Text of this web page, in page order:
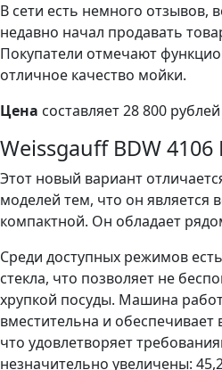
В сети есть немного отзывов,
недавно начал продавать
Покупатели отмечают
отличное качество мойки.
Цена составляет 28 800
Weissgauff BDW 4106
Этот новый вариант
моделей тем, что он является
компактной. Он обладает
Среди доступных режимов
стекла, что позволяет не
хрупкой посуды. Машина
вместительна и обеспечивает
что удовлетворяет
незначительно увеличены: